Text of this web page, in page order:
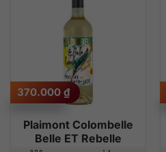
Plaimont Colombelle
Belle ET Rebelle
370.000 ₫